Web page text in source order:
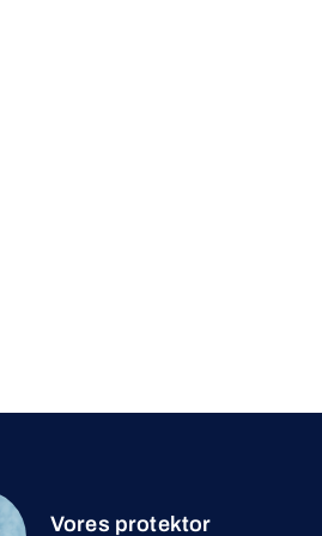
Vores protektor